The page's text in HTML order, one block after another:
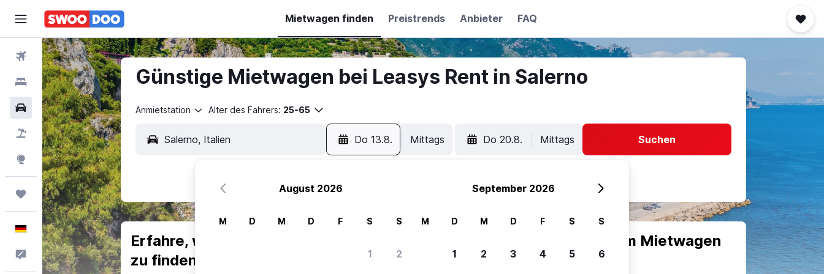
Mietwagen finden Preistrends Anbieter FAQ
Flüge
Hotels
Mietwagen
Pauschalreisen
Explore
Trips
Deutsch
Feedback
Günstige Mietwagen bei Leasys Rent in Salerno
Anmietstation Alter des Fahrers: 25-65
Do 13.8. Mittags Do 20.8. Mittags Suchen
Erfahre, warum unsere Reisenden sich für SWOODOO entscheiden, um Mietwagen
zu finden.
August 2026
M D M D F S S
1 2
September 2026
M D M D F S S
1 2 3 4 5 6